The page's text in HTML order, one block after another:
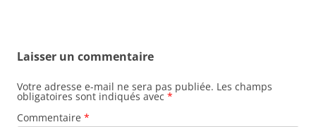
Laisser un commentaire
Votre adresse e-mail ne sera pas publiée. Les champs
obligatoires sont indiqués avec *
Commentaire *